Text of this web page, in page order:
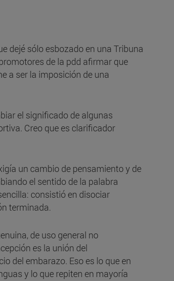
dejé sólo esbozado en una Tribuna
de la pdd afirmar que
a ser la imposición de una
el significado de algunas
Creo que es clarificador
un cambio de pensamiento y de
el sentido de la palabra
consistió en disociar
terminada.
de uso general no
es la unión del
del embarazo. Eso es lo que en
y lo que repiten en mayoría